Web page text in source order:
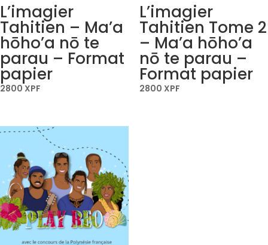
L’imagier
Tahitien – Ma’a
hōho’a nō te
parau – Format
papier
2800 XPF
L’imagier
Tahitien Tome 2
– Ma’a hōho’a
nō te parau –
Format papier
2800 XPF